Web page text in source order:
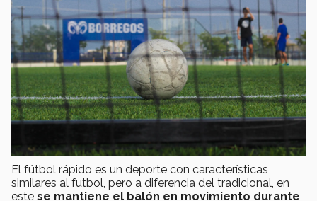
El fútbol rápido es un deporte con características
similares al futbol, pero a diferencia del tradicional, en
este se mantiene el balón en movimiento durante